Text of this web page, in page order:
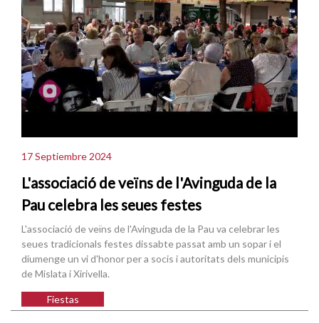
17 Septiembre 2024
L'associació de veïns de l'Avinguda de la
Pau celebra les seues festes
L'associació de veïns de l'Avinguda de la Pau va celebrar les
seues tradicionals festes dissabte passat amb un sopar i el
diumenge un vi d'honor per a socis i autoritats dels municipis
de Mislata i Xirivella.
Fiestas